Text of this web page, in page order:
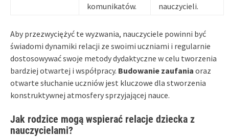
komunikatów.
nauczycieli.
Aby przezwyciężyć te wyzwania, nauczyciele powinni być
świadomi dynamiki relacji ze swoimi uczniami i regularnie
dostosowywać swoje metody dydaktyczne w celu tworzenia
bardziej otwartej i współpracy. Budowanie zaufania oraz
otwarte słuchanie uczniów jest kluczowe dla stworzenia
konstruktywnej atmosfery sprzyjającej nauce.
Jak rodzice mogą wspierać relacje dziecka z
nauczycielami?